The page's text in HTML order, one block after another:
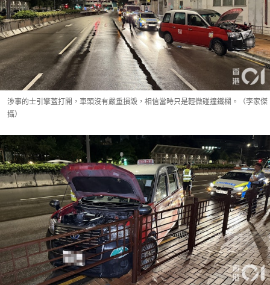
涉事的士引擎蓋打開，車頭沒有嚴重損毀，相信當時只是輕微碰撞鐵欄。（李家傑
攝）